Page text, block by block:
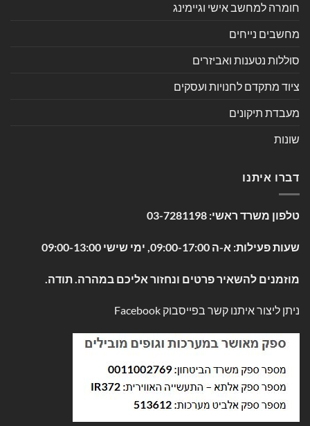
חומרה למחשב אישי וגיימינג
מחשבים נייחים
סוללות נטענות ואביזרים
ציוד מתקדם לחנויות ועסקים
מעבדת תיקונים
שונות
דברו איתנו
טלפון משרד ראשי: 03-7281198
שעות פעילות: א-ה 09:00-17:00, ימי שישי 09:00-13:00
מוזמנים להשאיר פרטים ונחזור אליכם במהרה. תודה.
ניתן ליצור איתנו קשר בפייסבוק Facebook